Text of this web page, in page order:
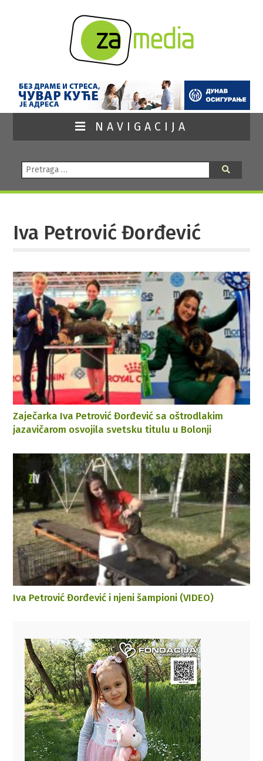
NAVIGACIJA
Pretraga:
Iva Petrović Đorđević
Zaječarka Iva Petrović Đorđević sa oštrodlakim
jazavičarom osvojila svetsku titulu u Bolonji
Iva Petrović Đorđević i njeni šampioni (VIDEO)